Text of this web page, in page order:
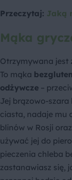
Przeczytaj: Jaką
Mąka
Otrzymywana jest
To mąka
odżywcze –
Jej brązowo-
ciasta, nadaje mu
blinów w Rosji
używać jej do
pieczenia chleba
zastanawiasz się,